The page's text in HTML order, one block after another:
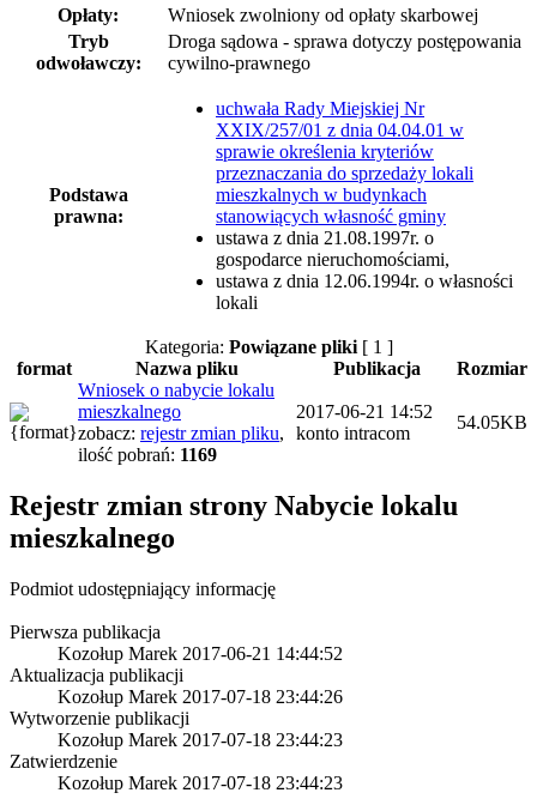
Opłaty:
Wniosek zwolniony od opłaty skarbowej
Tryb
odwoławczy:
Droga sądowa - sprawa dotyczy postępowania
cywilno-prawnego
Podstawa
prawna:
uchwała Rady Miejskiej Nr
XXIX/257/01 z dnia 04.04.01 w
sprawie określenia kryteriów
przeznaczania do sprzedaży lokali
mieszkalnych w budynkach
stanowiących własność gminy
ustawa z dnia 21.08.1997r. o
gospodarce nieruchomościami,
ustawa z dnia 12.06.1994r. o własności
lokali
Kategoria: Powiązane pliki[ 1 ]
format
Nazwa pliku Publikacja
Rozmiar
Wniosek o nabycie lokalu
mieszkalnego
zobacz: rejestr zmian pliku,
ilość pobrań: 1169
2017-06-21 14:52
konto intracom
54.05KB
Rejestr zmian strony Nabycie lokalu
mieszkalnego
Podmiot udostępniający informację
Pierwsza publikacja
Kozołup Marek 2017-06-21 14:44:52
Aktualizacja publikacji
Kozołup Marek 2017-07-18 23:44:26
Wytworzenie publikacji
Kozołup Marek 2017-07-18 23:44:23
Zatwierdzenie
Kozołup Marek 2017-07-18 23:44:23